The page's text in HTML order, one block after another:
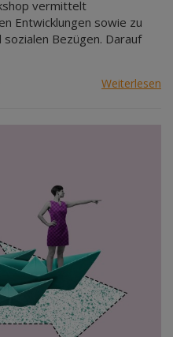
vermittelt
Entwicklungen sowie zu
Bezügen. Darauf
Weiterlesen